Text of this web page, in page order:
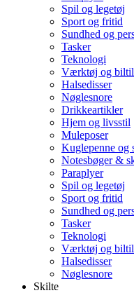
Spil og legetøj
Sport og fritid
Sundhed og
Tasker
Teknologi
Værktøj og
Halsedisser
Nøglesnore
Drikkeartikler
Hjem og livsstil
Muleposer
Kuglepenne og
Notesbøger &
Paraplyer
Spil og legetøj
Sport og fritid
Sundhed og
Tasker
Teknologi
Værktøj og
Halsedisser
Nøglesnore
Skilte